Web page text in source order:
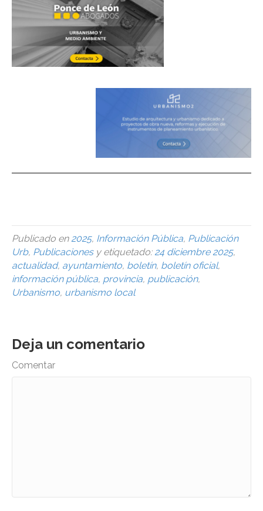
Publicado en2025, Información Pública, Publicación
Urb, Publicacionesy etiquetado:24 diciembre 2025,
actualidad, ayuntamiento, boletín, boletín oficial,
información pública, provincia, publicación,
Urbanismo, urbanismo local
Deja un comentario
Comentar